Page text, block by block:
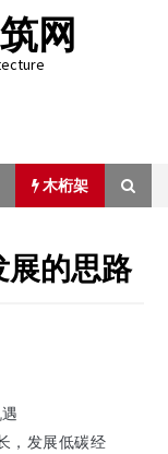
网
木桁架
的思路
，发展低碳经